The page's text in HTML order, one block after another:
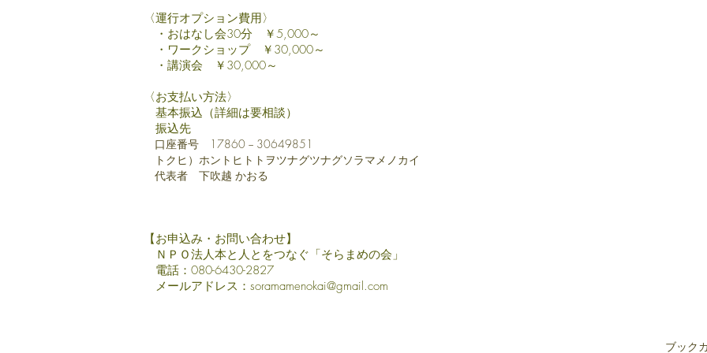
〈運行オプション費用〉
・おはなし会30分 ￥5,000～
・ワークショップ ￥30,000～
・講演会 ￥30,000～
〈お支払い方法〉
基本振込（詳細は要相談）
振込先
口座番号 17860 − 30649851
トクヒ）ホントヒトトヲツナグツナグソラマメノカイ
代表者 下吹越 かおる
【お申込み・お問い合わせ】
ＮＰＯ法人本と人とをつなぐ「そらまめの会」
電話：080-6430-2827
メールアドレス： soramamenokai@gmail.com
ブック